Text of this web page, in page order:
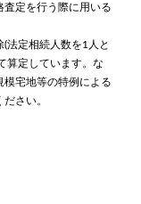
定を行う際に用いる
法定相続人数を1人と
算定しています。な
模宅地等の特例による
さい。